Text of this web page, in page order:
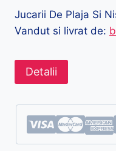
Jucarii De Plaja Si
Vandut si livrat de:
Detalii